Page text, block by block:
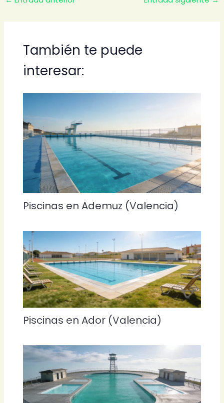
También te puede
interesar:
Piscinas en Ademuz (Valencia)
Piscinas en Ador (Valencia)